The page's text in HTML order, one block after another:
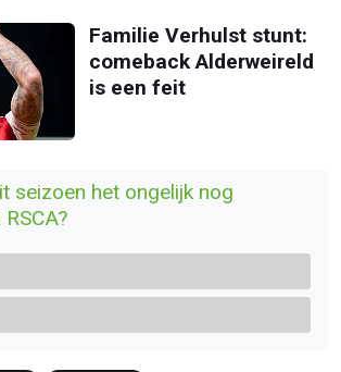
Familie Verhulst stunt:
comeback Alderweireld
is een feit
seizoen het ongelijk nog